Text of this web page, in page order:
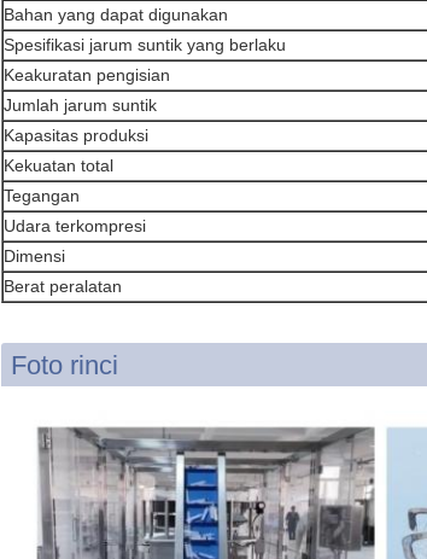
Bahan yang dapat digunakan
Spesifikasi jarum suntik yang berlaku
Keakuratan pengisian
Jumlah jarum suntik
Kapasitas produksi
Kekuatan total
Tegangan
Udara terkompresi
Dimensi
Berat peralatan
Foto rinci